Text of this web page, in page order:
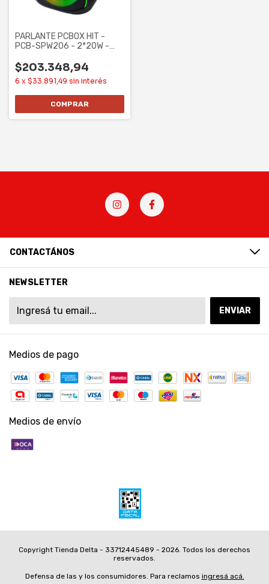
PARLANTE PCBOX HIT -
PCB-SPW206 - 2*20W -
$203.348,94
6 x $33.891,49 sin interés
COMPRAR
CONTACTÁNOS
NEWSLETTER
Medios de pago
Medios de envío
Copyright Tienda Delta - 33712445489 - 2026. Todos los derechos
reservados.
Defensa de las y los consumidores. Para reclamos ingresá acá.